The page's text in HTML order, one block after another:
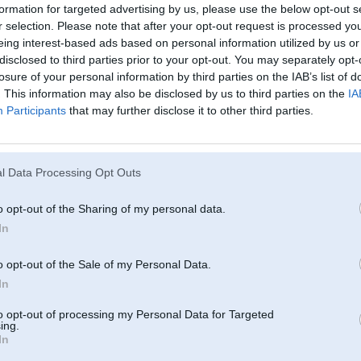
for targeted advertising by us, please use the below opt-out
selection. Please note that after your opt-out request is processed
interest-based ads based on personal information utilized by us
to third parties prior to your opt-out. You may separately
of your personal information by third parties on the IAB’s list of
This information may also be disclosed by us to third parties on the
Participants that may further disclose it to other third parties.
Data Processing Opt Outs
opt-out of the Sharing of my personal data.
opt-out of the Sale of my Personal Data.
opt-out of processing my Personal Data for Targeted
attiecigi ja tadu uzmontee penis kljust ieverojami garaks un rajonjiku acis tu
-----------------
Iznjem visu to vignju araa, sgriez stieni, iemetini apm 3-4 cm garu